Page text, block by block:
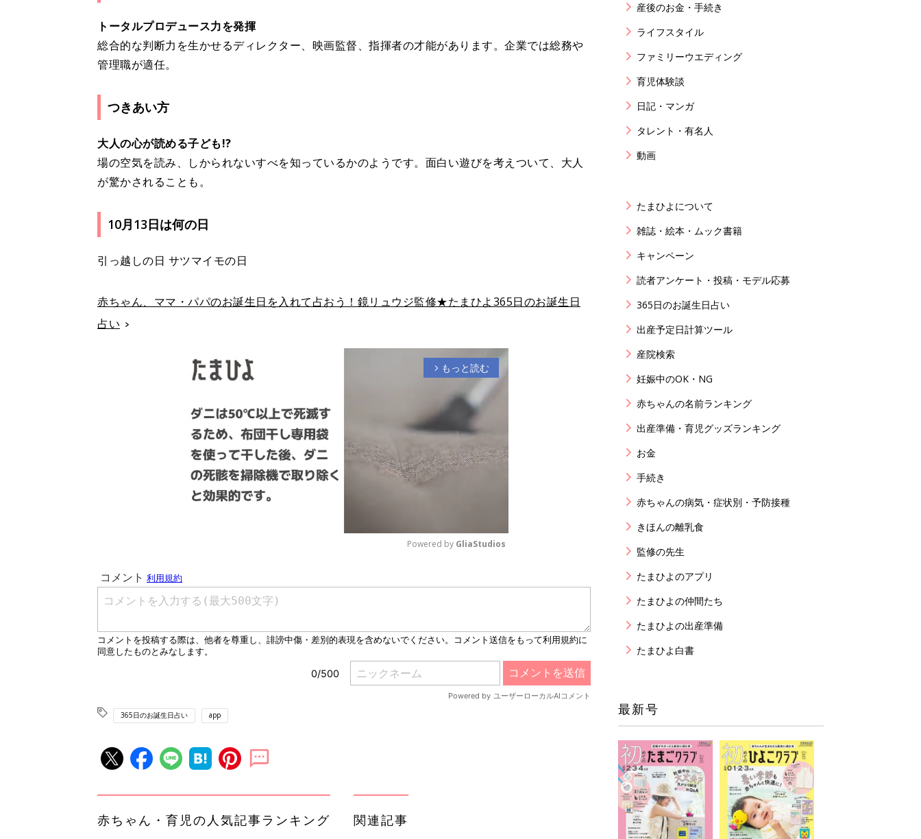
トータルプロデュース力を発揮
総合的な判断力を生かせるディレクター、映画監督、指揮者の才能があります。企業では総務や
管理職が適任。
つきあい方
大人の心が読める子ども!?
場の空気を読み、しかられないすべを知っているかのようです。面白い遊びを考えついて、大人
が驚かされることも。
10月13日は何の日
引っ越しの日 サツマイモの日
赤ちゃん、ママ・パパのお誕生日を入れて占おう！鏡リュウジ監修★たまひよ365日のお誕生日
占い
arrow_forward_ios もっと読む
M
e
Powered by GliaStudios
365日のお誕生日占い app
赤ちゃん・育児の人気記事ランキング 関連記事
産後のお金・手続き
ライフスタイル
ファミリーウエディング
育児体験談
日記・マンガ
タレント・有名人
動画
たまひよについて
雑誌・絵本・ムック書籍
キャンペーン
読者アンケート・投稿・モデル応募
365日のお誕生日占い
出産予定日計算ツール
産院検索
妊娠中のOK・NG
赤ちゃんの名前ランキング
出産準備・育児グッズランキング
お金
手続き
赤ちゃんの病気・症状別・予防接種
きほんの離乳食
監修の先生
たまひよのアプリ
たまひよの仲間たち
たまひよの出産準備
たまひよ白書
最新号